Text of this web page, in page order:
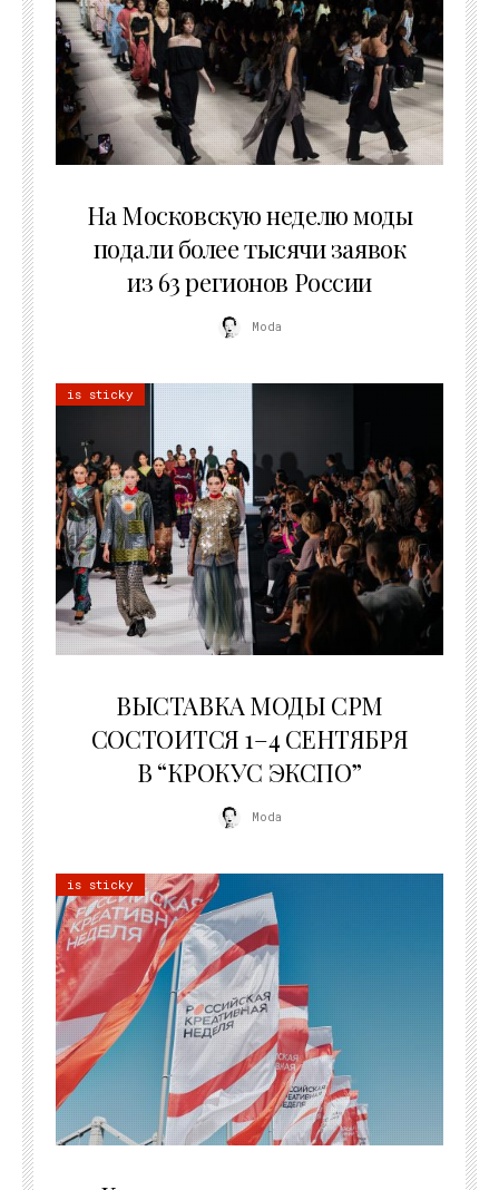
На Московскую неделю моды
подали более тысячи заявок
из 63 регионов России
Moda
is sticky
ВЫСТАВКА МОДЫ CPM
СОСТОИТСЯ 1–4 СЕНТЯБРЯ
В “КРОКУС ЭКСПО”
Moda
is sticky